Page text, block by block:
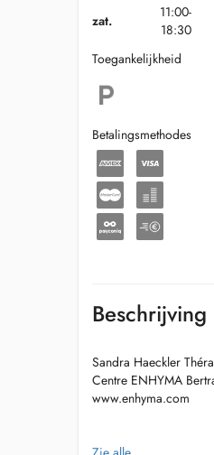
zat.
11:00-
18:30
Toegankelijkheid
Betalingsmethodes
Beschrijving
Sandra Haeckler
Centre ENHYMA
www.enhyma.com